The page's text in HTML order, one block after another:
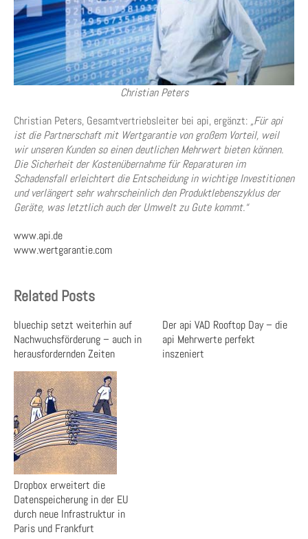
Christian Peters
Christian Peters, Gesamtvertriebsleiter bei api, ergänzt: „Für api
ist die Partnerschaft mit Wertgarantie von großem Vorteil, weil
wir unseren Kunden so einen deutlichen Mehrwert bieten können.
Die Sicherheit der Kostenübernahme für Reparaturen im
Schadensfall erleichtert die Entscheidung in wichtige Investitionen
und verlängert sehr wahrscheinlich den Produktlebenszyklus der
Geräte, was letztlich auch der Umwelt zu Gute kommt.“
www.api.de
www.wertgarantie.com
Related Posts
bluechip setzt weiterhin auf
Nachwuchsförderung – auch in
herausfordernden Zeiten
Der api VAD Rooftop Day – die
api Mehrwerte perfekt
inszeniert
Dropbox erweitert die
Datenspeicherung in der EU
durch neue Infrastruktur in
Paris und Frankfurt